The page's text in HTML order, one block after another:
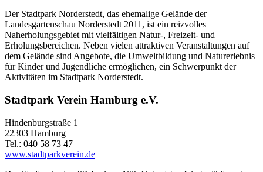
Der Stadtpark Norderstedt, das ehemalige Gelände der
Landesgartenschau Norderstedt 2011, ist ein reizvolles
Naherholungsgebiet mit vielfältigen Natur-, Freizeit- und
Erholungsbereichen. Neben vielen attraktiven Veranstaltungen auf
dem Gelände sind Angebote, die Umweltbildung und Naturerlebnis
für Kinder und Jugendliche ermöglichen, ein Schwerpunkt der
Aktivitäten im Stadtpark Norderstedt.
Stadtpark Verein Hamburg e.V.
Hindenburgstraße 1
22303 Hamburg
Tel.: 040 58 73 47
www.stadtparkverein.de